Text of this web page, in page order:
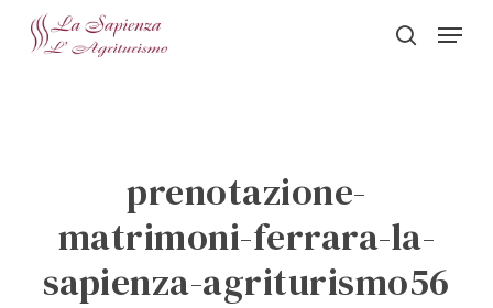
search
Menu
prenotazione-
matrimoni-ferrara-la-
sapienza-agriturismo56